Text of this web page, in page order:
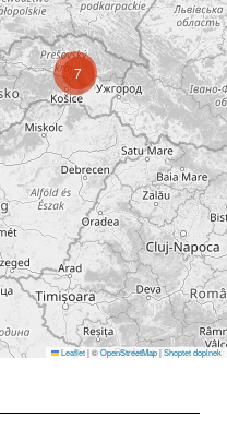
7
Leaflet|©OpenStreetMap|Shoptet doplnek